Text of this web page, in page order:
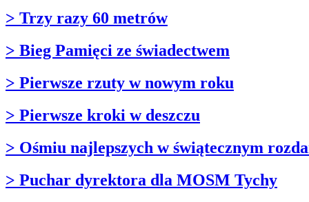
> Trzy razy 60 metrów
> Bieg Pamięci ze świadectwem
> Pierwsze rzuty w nowym roku
> Pierwsze kroki w deszczu
> Ośmiu najlepszych w świątecznym
> Puchar dyrektora dla MOSM Tychy